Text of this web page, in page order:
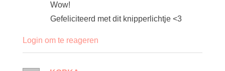
Wow!
Gefeliciteerd met dit knipperlichtje <3
Login om te reageren